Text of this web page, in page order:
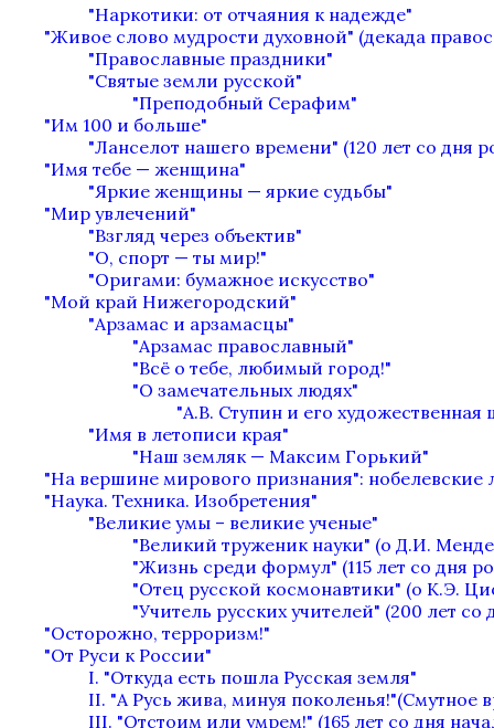
"Наркотики: от отчаяния к надежде"
"Живое слово мудрости духовной" (декада
"Православные праздники"
"Святые земли русской"
"Преподобный Серафим"
"Им 100 и больше"
"Ланселот нашего времени" (120 лет со дня
"Имя тебе — женщина"
"Яркие женщины — яркие судьбы"
"Мир увлечений"
"Взгляд через объектив"
"О, спорт — ты мир!"
"Оригами: бумажное искусство"
"Мой край Нижегородский"
"Арзамас и арзамасцы"
"Арзамас православный"
"Всё о тебе, любимый город!"
"О замечательных людях"
"А.В. Ступин и его художественная
"Имя в летописи края"
"Наш земляк — Максим Горький"
"На вершине мирового признания": нобелевские
"Наука. Техника. Изобретения"
"Великие умы – великие ученые"
"Великий труженик науки" (о Д.И.
"Жизнь среди формул" (115 лет со дня
"Отец русской космонавтики" (о К.Э.
"Учитель русских учителей" (200 лет
"Осторожно, терроризм!"
"От Руси к России"
I. "Откуда есть пошла Русская земля"
II. "А Русь жива, минуя поколенья!"(Смутное
III. "Отстоим или умрем!" (165 лет со дня